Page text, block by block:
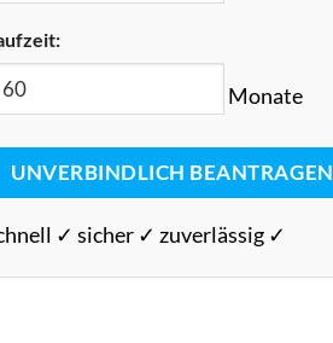
Monate
UNVERBINDLICH
✓ sicher ✓ zuverlässig ✓